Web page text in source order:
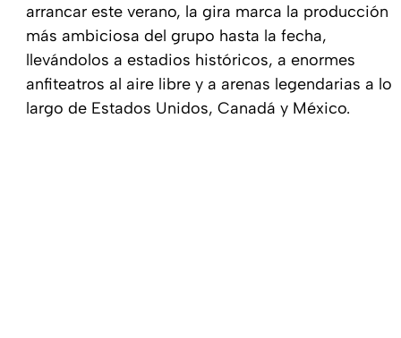
arrancar este verano, la gira marca la producción
más ambiciosa del grupo hasta la fecha,
llevándolos a estadios históricos, a enormes
anfiteatros al aire libre y a arenas legendarias a lo
largo de Estados Unidos, Canadá y México.